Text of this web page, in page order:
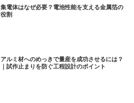
集電体はなぜ必要？電池性能を支える金属箔の
役割
アルミ材へのめっきで量産を成功させるには？
｜試作止まりを防ぐ工程設計のポイント